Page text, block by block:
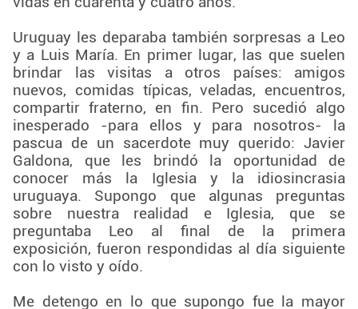
Uruguay les deparaba también sorpresas a Leo
y a Luis María. En primer lugar, las que suelen
brindar las visitas a otros países: amigos
nuevos, comidas típicas, veladas, encuentros,
compartir fraterno, en fin. Pero sucedió algo
inesperado -para ellos y para nosotros- la
pascua de un sacerdote muy querido: Javier
Galdona, que les brindó la oportunidad de
conocer más la Iglesia y la idiosincrasia
uruguaya. Supongo que algunas preguntas
sobre nuestra realidad e Iglesia, que se
preguntaba Leo al final de la primera
exposición, fueron respondidas al día siguiente
con lo visto y oído.
Me detengo en lo que supongo fue la mayor